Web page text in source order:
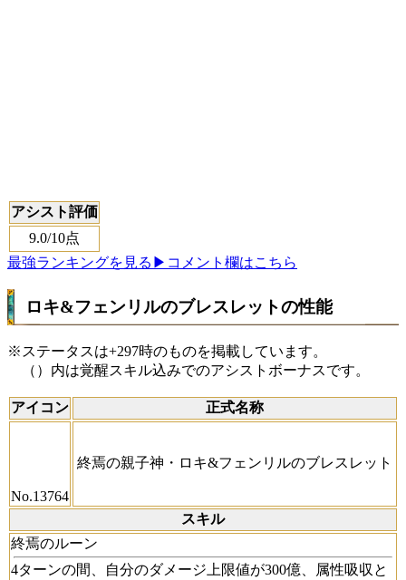
アシスト評価
9.0/10点
最強ランキングを見る ▶コメント欄はこちら
ロキ&フェンリルのブレスレットの性能
※ステータスは+297時のものを掲載しています。
（）内は覚醒スキル込みでのアシストボーナスです。
アイコン 正式名称
No.13764
終焉の親子神・ロキ&フェンリルのブレスレット
スキル
終焉のルーン
4ターンの間、自分のダメージ上限値が300億、属性吸収と